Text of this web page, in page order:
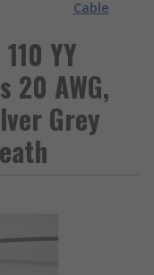
Cable
YY
20 AWG,
Grey